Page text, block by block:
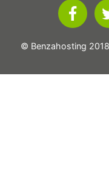
© Benzahosting